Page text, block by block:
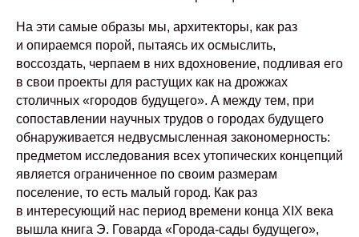
На эти самые образы мы, архитекторы, как раз
и опираемся порой, пытаясь их осмыслить,
воссоздать, черпаем в них вдохновение, подливая его
в свои проекты для растущих как на дрожжах
столичных «городов будущего». А между тем, при
сопоставлении научных трудов о городах будущего
обнаруживается недвусмысленная закономерность:
предметом исследования всех утопических концепций
является ограниченное по своим размерам
поселение, то есть малый город. Как раз
в интересующий нас период времени конца XIX века
вышла книга Э. Говарда «Города-сады будущего»,